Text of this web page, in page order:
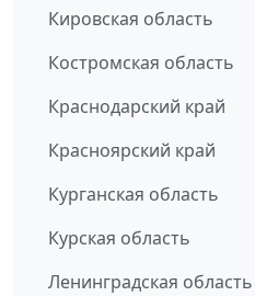
Кировская область
Костромская область
Краснодарский край
Красноярский край
Курганская область
Курская область
Ленинградская область